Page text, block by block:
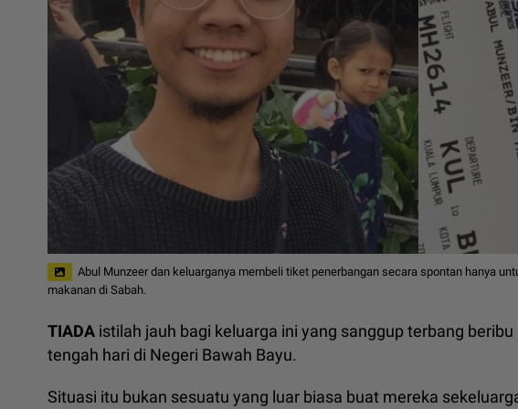
Abul Munzeer dan keluarganya membeli tiket penerbangan secara spontan hanya
makanan di Sabah.
TIADA istilah jauh bagi keluarga ini yang sanggup terbang
tengah hari di Negeri Bawah Bayu.
Situasi itu bukan sesuatu yang luar biasa buat mereka